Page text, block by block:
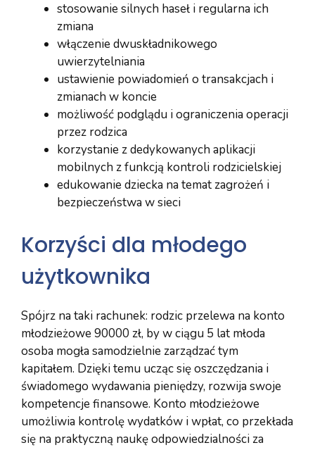
stosowanie silnych haseł i regularna ich
zmiana
włączenie dwuskładnikowego
uwierzytelniania
ustawienie powiadomień o transakcjach i
zmianach w koncie
możliwość podglądu i ograniczenia operacji
przez rodzica
korzystanie z dedykowanych aplikacji
mobilnych z funkcją kontroli rodzicielskiej
edukowanie dziecka na temat zagrożeń i
bezpieczeństwa w sieci
Korzyści dla młodego
użytkownika
Spójrz na taki rachunek: rodzic przelewa na konto
młodzieżowe 90000 zł, by w ciągu 5 lat młoda
osoba mogła samodzielnie zarządzać tym
kapitałem. Dzięki temu ucząc się oszczędzania i
świadomego wydawania pieniędzy, rozwija swoje
kompetencje finansowe. Konto młodzieżowe
umożliwia kontrolę wydatków i wpłat, co przekłada
się na praktyczną naukę odpowiedzialności za